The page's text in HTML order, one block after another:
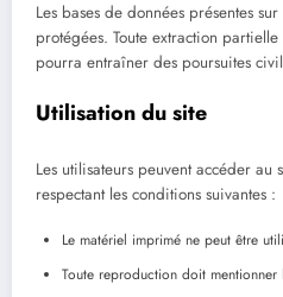
Les bases de données présentes
protégées. Toute extraction
pourra entraîner des poursuites
Utilisation du site
Les utilisateurs peuvent accéder au
respectant les conditions suivantes :
Le matériel imprimé ne peut être
Toute reproduction doit mentionner